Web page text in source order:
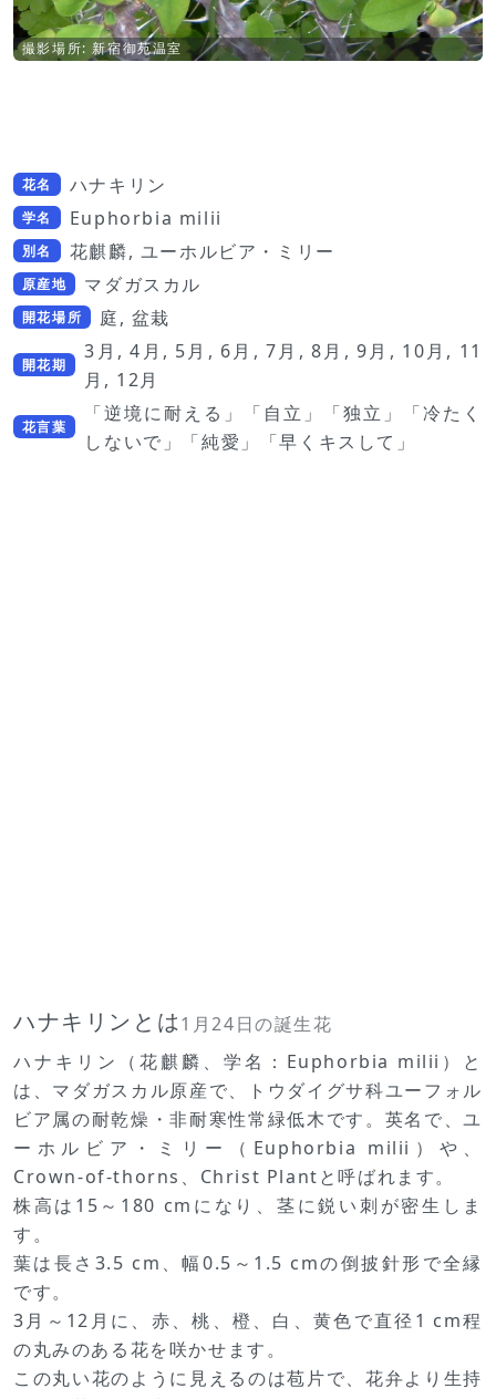
撮影場所: 新宿御苑温室
花名 ハナキリン
学名 Euphorbia milii
別名 花麒麟, ユーホルビア・ミリー
原産地 マダガスカル
開花場所 庭, 盆栽
開花期
3月, 4月, 5月, 6月, 7月, 8月, 9月, 10月, 11
月, 12月
花言葉
「逆境に耐える」「自立」「独立」「冷たく
しないで」「純愛」「早くキスして」
ハナキリンとは1月24日の誕生花
ハナキリン（花麒麟、学名：Euphorbia milii）と
は、マダガスカル原産で、トウダイグサ科ユーフォル
ビア属の耐乾燥・非耐寒性常緑低木です。英名で、ユ
ーホルビア・ミリー（Euphorbia milii）や、
Crown-of-thorns、Christ Plantと呼ばれます。
株高は15～180 cmになり、茎に鋭い刺が密生しま
す。
葉は長さ3.5 cm、幅0.5～1.5 cmの倒披針形で全縁
です。
3月～12月に、赤、桃、橙、白、黄色で直径1 cm程
の丸みのある花を咲かせます。
この丸い花のように見えるのは苞片で、花弁より生持